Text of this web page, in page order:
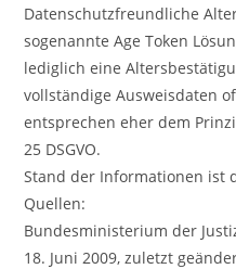
Datenschutzfreundliche
sogenannte Age Token
lediglich eine
vollständige Ausweisdaten
entsprechen eher dem
25 DSGVO.
Stand der Informationen ist
Quellen:
Bundesministerium der
18. Juni 2009, zuletzt